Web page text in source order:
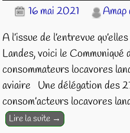
16 mai 2021
A l’issue de l’entrevue
Landes, voici le
consommateurs locavores
aviaire Une délégation des
consom’acteurs locavores
Lire la suite →